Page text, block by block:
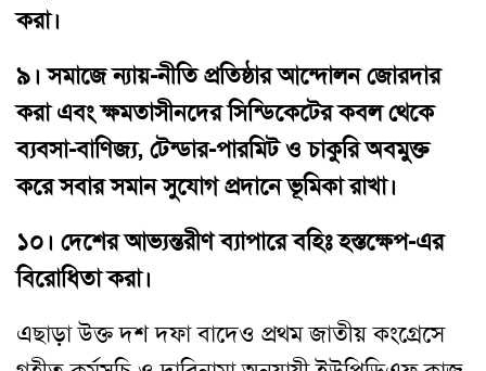
করা।
৯।সমাজে ন্যায়-নীতি প্রতিষ্ঠার আন্দোলন জোরদার
করা এবং ক্ষমতাসীনদের সিন্ডিকেটের কবল থেকে
ব্যবসা-বাণিজ্য, টেন্ডার-পারমিট ও চাকুরি অবমুক্ত
করে সবার সমান সুযোগ প্রদানে ভূমিকা রাখা।
১০। দেশের আভ্যন্তরীণ ব্যাপারে বহিঃ হস্তক্ষেপ-এর
বিরোধিতা করা।
এছাড়া উক্ত দশ দফা বাদেও প্রথম জাতীয় কংগ্রেসে